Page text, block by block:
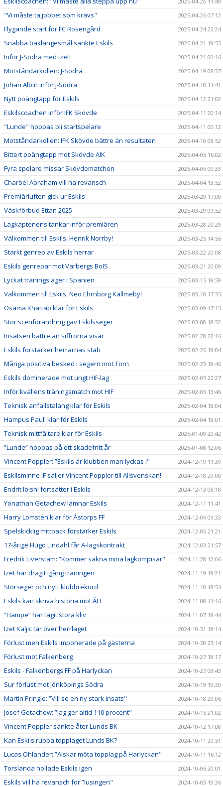
"Vi måste ta jobbet som krävs" 2025-04-26 07:12
Flygande start för FC Rosengård 2025-04-24 22:24
Snabba baklängesmål sänkte Eskils 2025-04-21 19:55
Inför J-Södra med Izet! 2025-04-21 00:16
Motståndarkollen: J-Södra 2025-04-19 08:37
Johan Albin inför J-Södra 2025-04-18 11:41
Nytt poängtapp för Eskils 2025-04-12 21:02
Eskilscoachen inför IFK Skövde 2025-04-11 20:14
"Lunde" hoppas bli startspelare 2025-04-11 00:12
Motståndarkollen: IFK Skövde bättre än resultaten 2025-04-10 08:52
Bittert poängtapp mot Skövde AIK 2025-04-05 16:02
Fyra spelare missar Skövdematchen 2025-04-05 00:33
Charbel Abraham vill ha revansch 2025-04-04 13:52
Premiärluften gick ur Eskils 2025-03-29 17:00
Väskförbud Ettan 2025 2025-03-29 09:52
Lagkaptenens tankar inför premiären 2025-03-28 20:29
Välkommen till Eskils, Henrik Norrby! 2025-03-25 14:56
Starkt genrep av Eskils herrar 2025-03-22 20:08
Eskils genrepar mot Varbergs BoIS 2025-03-21 20:09
Lyckat träningsläger i Spanien 2025-03-15 18:59
Välkommen till Eskils, Neo Ehrnborg Kallmeby! 2025-03-10 17:35
Osama Khattab klar för Eskils 2025-03-09 17:15
Stor scenförändring gav Eskilsseger 2025-03-08 18:32
Insatsen bättre än siffrorna visar 2025-02-28 22:16
Eskils förstärker herrarnas stab 2025-02-26 19:04
Många positiva besked i segern mot Torn 2025-02-23 18:46
Eskils dominerade mot ungt HIF-lag 2025-02-05 22:27
Inför kvällens träningsmatch mot HIF 2025-02-05 13:46
Teknisk anfallstalang klar för Eskils 2025-02-04 18:04
Hampus Pauli klar för Eskils 2025-02-04 18:01
Teknisk mittfältare klar för Eskils 2025-01-09 20:42
”Lunde” hoppas på ett skadefritt år 2025-01-08 12:06
Vincent Poppler: ”Eskils är klubben man lyckas i" 2024-12-19 11:39
Eskilsminne IF säljer Vincent Poppler till Allsvenskan! 2024-12-18 20:00
Endrit Ibishi fortsätter i Eskils 2024-12-13 08:18
Yonathan Getachew lämnar Eskils 2024-12-11 11:41
Harry Lomsten klar för Åstorps FF 2024-12-06 09:33
Spelskicklig mittback förstärker Eskils 2024-12-05 21:21
17-årige Hugo Lindahl får A-lagskontrakt 2024-12-03 21:57
Fredrik Liverstam: ”Kommer sakna mina lagkompisar" 2024-11-28 12:06
Izet har dragit igång träningen 2024-11-19 19:21
Storseger och nytt klubbrekord 2024-11-10 18:54
Eskils kan skriva historia mot ÄFF 2024-11-08 11:16
”Hampe” har tagit stora kliv 2024-11-07 19:44
Izet Kaljic tar över herrlaget 2024-10-31 18:14
Förlust men Eskils imponerade på gästerna 2024-10-30 23:14
Förlust mot Falkenberg 2024-10-27 18:17
Eskils - Falkenbergs FF på Harlyckan 2024-10-27 08:43
Sur förlust mot Jönköpings Södra 2024-10-19 19:30
Martin Pringle: ”Vill se en ny stark insats" 2024-10-18 20:06
Josef Getachew: ”Jag ger altid 110 procent" 2024-10-16 21:02
Vincent Poppler sänkte åter Lunds BK 2024-10-12 17:08
Kan Eskils rubba topplaget Lunds BK? 2024-10-11 20:51
Lucas Ohlander: ”Älskar möta topplag på Harlyckan" 2024-10-11 16:12
Torslanda nollade Eskils igen 2024-10-06 20:01
Eskils vill ha revansch för ”lusingen" 2024-10-03 19:36